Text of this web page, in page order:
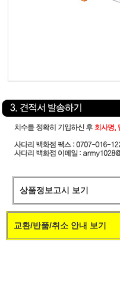
상품정보고시 보기
교환/반품/취소 안내 보기